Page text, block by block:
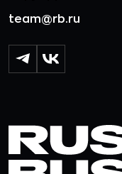
team@rb.ru